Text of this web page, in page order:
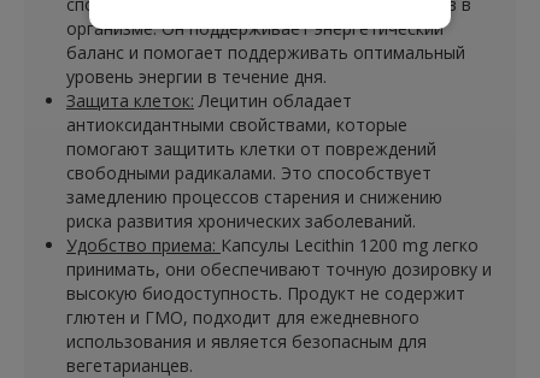
организме. Он поддерживает энергетический
баланс и помогает поддерживать оптимальный
уровень энергии в течение дня.
Защита клеток: Лецитин обладает
антиоксидантными свойствами, которые
помогают защитить клетки от повреждений
свободными радикалами. Это способствует
замедлению процессов старения и снижению
риска развития хронических заболеваний.
Удобство приема: Капсулы Lecithin 1200 mg легко
принимать, они обеспечивают точную дозировку и
высокую биодоступность. Продукт не содержит
глютен и ГМО, подходит для ежедневного
использования и является безопасным для
вегетарианцев.